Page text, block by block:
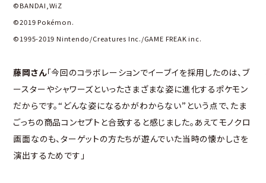
©BANDAI,WiZ
©2019 Pokémon.
©1995-2019 Nintendo/Creatures Inc./GAME FREAK inc.
藤岡さん「今回のコラボレーションでイーブイを採用したのは、ブ
ースターやシャワーズといったさまざまな姿に進化するポケモン
だからです。“どんな姿になるかがわからない”という点で、たま
ごっちの商品コンセプトと合致すると感じました。あえてモノクロ
画面なのも、ターゲットの方たちが遊んでいた当時の懐かしさを
演出するためです」